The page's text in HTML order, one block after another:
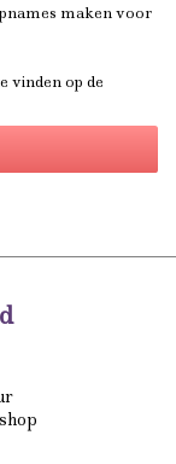
maken voor
vinden op de